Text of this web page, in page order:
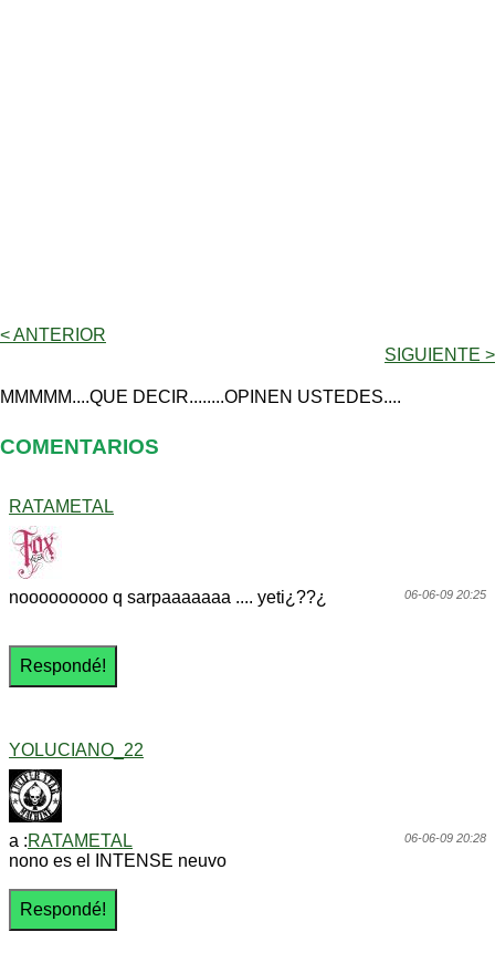
< ANTERIOR
SIGUIENTE >
MMMMM....QUE DECIR........OPINEN USTEDES....
COMENTARIOS
RATAMETAL
06-06-09 20:25
nooooooooo q sarpaaaaaaa .... yeti¿??¿
YOLUCIANO_22
06-06-09 20:28
a :RATAMETAL
nono es el INTENSE neuvo